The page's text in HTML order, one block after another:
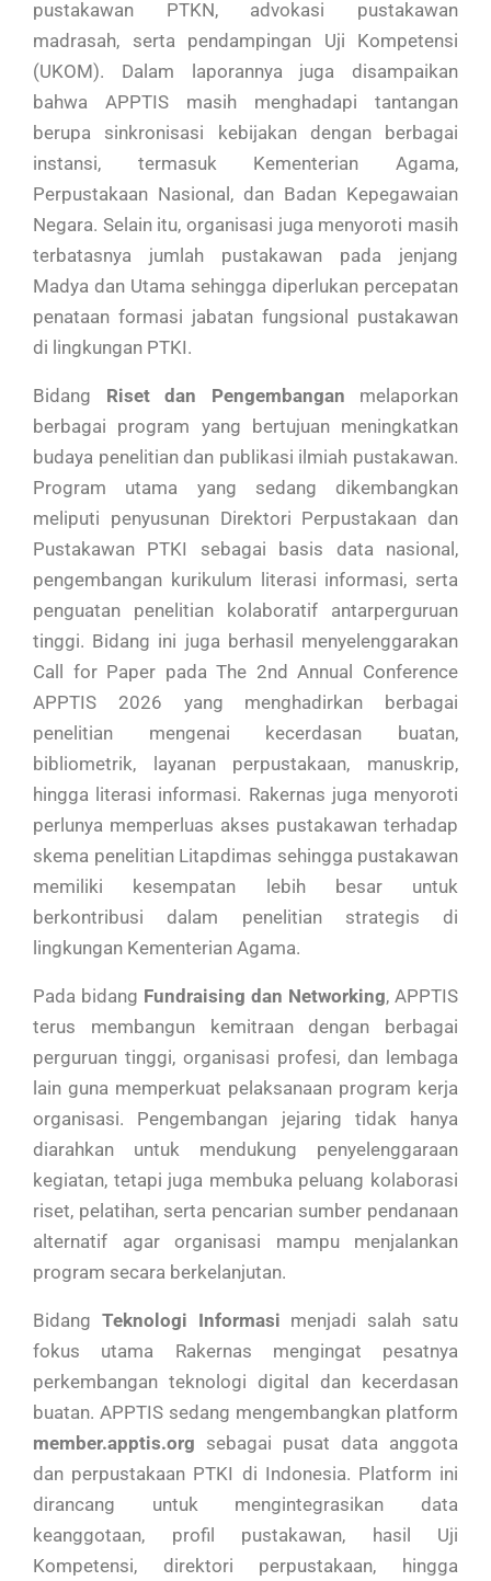
pustakawan PTKN, advokasi pustakawan
madrasah, serta pendampingan Uji Kompetensi
(UKOM). Dalam laporannya juga disampaikan
bahwa APPTIS masih menghadapi tantangan
berupa sinkronisasi kebijakan dengan berbagai
instansi, termasuk Kementerian Agama,
Perpustakaan Nasional, dan Badan Kepegawaian
Negara. Selain itu, organisasi juga menyoroti masih
terbatasnya jumlah pustakawan pada jenjang
Madya dan Utama sehingga diperlukan percepatan
penataan formasi jabatan fungsional pustakawan
di lingkungan PTKI.
Bidang Riset dan Pengembangan melaporkan
berbagai program yang bertujuan meningkatkan
budaya penelitian dan publikasi ilmiah pustakawan.
Program utama yang sedang dikembangkan
meliputi penyusunan Direktori Perpustakaan dan
Pustakawan PTKI sebagai basis data nasional,
pengembangan kurikulum literasi informasi, serta
penguatan penelitian kolaboratif antarperguruan
tinggi. Bidang ini juga berhasil menyelenggarakan
Call for Paper pada The 2nd Annual Conference
APPTIS 2026 yang menghadirkan berbagai
penelitian mengenai kecerdasan buatan,
bibliometrik, layanan perpustakaan, manuskrip,
hingga literasi informasi. Rakernas juga menyoroti
perlunya memperluas akses pustakawan terhadap
skema penelitian Litapdimas sehingga pustakawan
memiliki kesempatan lebih besar untuk
berkontribusi dalam penelitian strategis di
lingkungan Kementerian Agama.
Pada bidang Fundraising dan Networking, APPTIS
terus membangun kemitraan dengan berbagai
perguruan tinggi, organisasi profesi, dan lembaga
lain guna memperkuat pelaksanaan program kerja
organisasi. Pengembangan jejaring tidak hanya
diarahkan untuk mendukung penyelenggaraan
kegiatan, tetapi juga membuka peluang kolaborasi
riset, pelatihan, serta pencarian sumber pendanaan
alternatif agar organisasi mampu menjalankan
program secara berkelanjutan.
Bidang Teknologi Informasi menjadi salah satu
fokus utama Rakernas mengingat pesatnya
perkembangan teknologi digital dan kecerdasan
buatan. APPTIS sedang mengembangkan platform
member.apptis.org sebagai pusat data anggota
dan perpustakaan PTKI di Indonesia. Platform ini
dirancang untuk mengintegrasikan data
keanggotaan, profil pustakawan, hasil Uji
Kompetensi, direktori perpustakaan, hingga